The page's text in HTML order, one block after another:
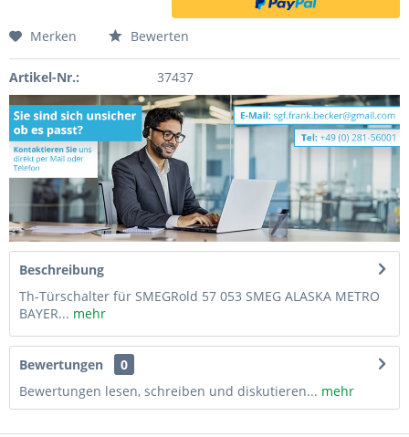
Merken Bewerten
Artikel-Nr.: 37437
Beschreibung
Th-Türschalter für SMEGRold 57 053 SMEG ALASKA METRO
BAYER... mehr
Bewertungen
0
Bewertungen lesen, schreiben und diskutieren... mehr